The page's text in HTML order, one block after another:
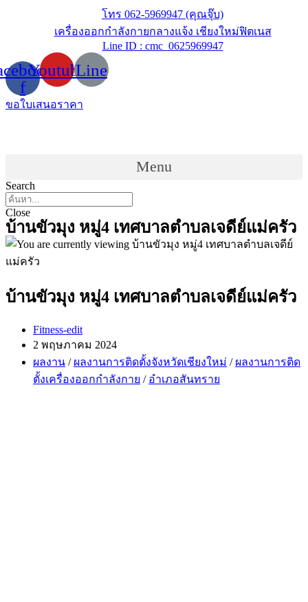
โทร 062-5969947 (คุณจุ๊บ)
เครื่องออกกำลังกายกลางแจ้ง เชียงใหม่ฟิตเนส
Line ID : cmc_0625969947
f
YoutubeLine
ขอใบเสนอราคา
Menu
Search
Close
บ้านขัวมุง หมู่4 เทศบาลตำบลเจดีย์แม่ครัว
บ้านขัวมุง หมู่4 เทศบาลตำบลเจดีย์แม่ครัว
Post
author:
Fitness-edit
Post
published:
2 พฤษภาคม 2024
Post
category:
ผลงาน / ผลงานการติดตั้งจังหวัดเชียงใหม่ / ผลงานการติด
ตั้งเครื่องออกกำลังกาย / อำเภอสันทราย